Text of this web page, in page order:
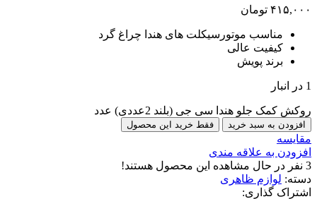
۴۱۵,۰۰۰ تومان
مناسب موتورسیکلت های هندا چراغ گرد
کیفیت عالی
برند پویش
1 در انبار
روکش کمک جلو هندا سی جی (بلند 2عددی) عدد
افزودن به سبد خرید فقط خرید این محصول
مقایسه
افزودن به علاقه مندی
3 نفر در حال مشاهده این محصول هستند!
دسته: لوازم ظاهری
اشتراک گذاری: